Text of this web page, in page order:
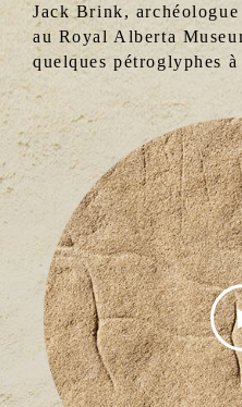
Jack Brink,
au Royal Alberta
quelques pétroglyphes